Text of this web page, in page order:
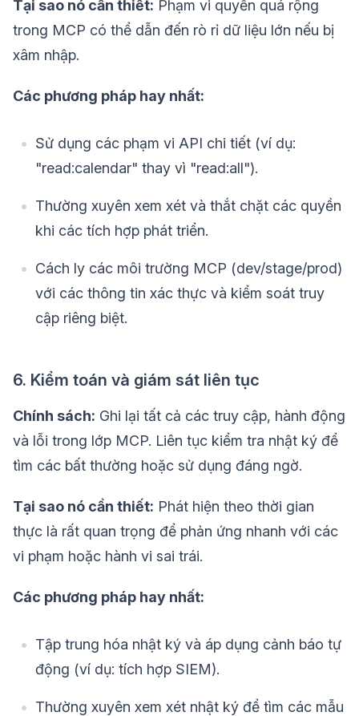
Tại sao nó cần thiết: Phạm vi quyền quá rộng
trong MCP có thể dẫn đến rò rỉ dữ liệu lớn nếu bị
xâm nhập.
Các phương pháp hay nhất:
Sử dụng các phạm vi API chi tiết (ví dụ:
"read:calendar" thay vì "read:all").
Thường xuyên xem xét và thắt chặt các quyền
khi các tích hợp phát triển.
Cách ly các môi trường MCP (dev/stage/prod)
với các thông tin xác thực và kiểm soát truy
cập riêng biệt.
6. Kiểm toán và giám sát liên tục
Chính sách: Ghi lại tất cả các truy cập, hành động
và lỗi trong lớp MCP. Liên tục kiểm tra nhật ký để
tìm các bất thường hoặc sử dụng đáng ngờ.
Tại sao nó cần thiết: Phát hiện theo thời gian
thực là rất quan trọng để phản ứng nhanh với các
vi phạm hoặc hành vi sai trái.
Các phương pháp hay nhất:
Tập trung hóa nhật ký và áp dụng cảnh báo tự
động (ví dụ: tích hợp SIEM).
Thường xuyên xem xét nhật ký để tìm các mẫu